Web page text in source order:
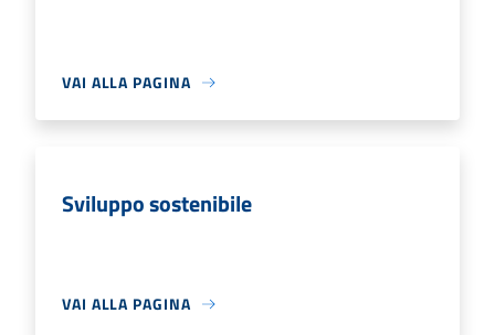
VAI ALLA PAGINA
Sviluppo sostenibile
VAI ALLA PAGINA